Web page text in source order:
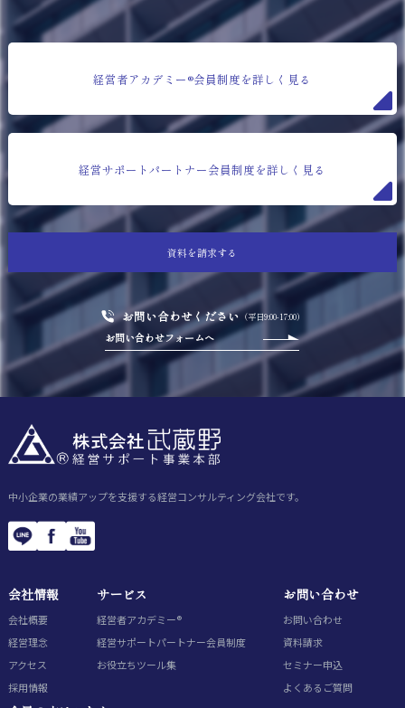
資料を請求する
お問い合わせください （平日9:00-17:00）
お問い合わせフォームへ
経営者アカデミー®会員制度を詳しく見る
経営サポートパートナー会員制度を詳しく見る
中小企業の業績アップを支援する経営コンサルティング会社です。
会社情報
会社概要
経営理念
アクセス
採用情報
サービス
経営者アカデミー®
経営サポートパートナー会員制度
お役立ちツール集
お問い合わせ
お問い合わせ
資料請求
セミナー申込
よくあるご質問